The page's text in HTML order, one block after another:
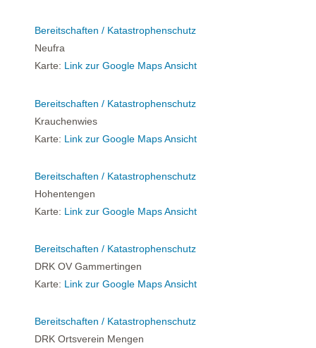
Bereitschaften / Katastrophenschutz
Neufra
Karte: Link zur Google Maps Ansicht
Bereitschaften / Katastrophenschutz
Krauchenwies
Karte: Link zur Google Maps Ansicht
Bereitschaften / Katastrophenschutz
Hohentengen
Karte: Link zur Google Maps Ansicht
Bereitschaften / Katastrophenschutz
DRK OV Gammertingen
Karte: Link zur Google Maps Ansicht
Bereitschaften / Katastrophenschutz
DRK Ortsverein Mengen